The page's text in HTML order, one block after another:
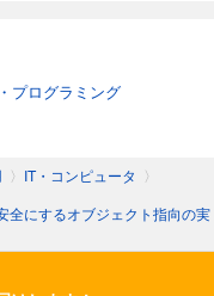
プログラミング
〉 IT・コンピュータ 〉
全にするオブジェクト指向の実